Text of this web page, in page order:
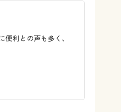
利との声も多く、